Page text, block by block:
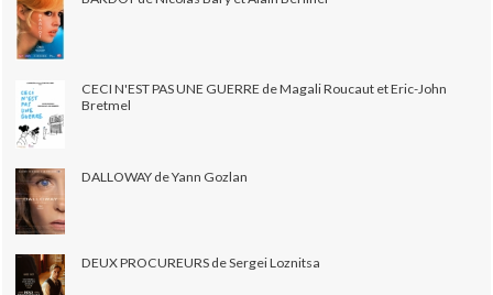
CECI N'EST PAS UNE GUERRE de Magali Roucaut et Eric-John
Bretmel
DALLOWAY de Yann Gozlan
DEUX PROCUREURS de Sergei Loznitsa